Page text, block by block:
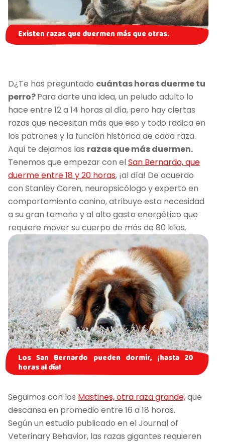
Existen razas que duermen más que otras.
D¿Te has preguntado cuántas horas duerme tu
perro?Para darte una idea, un peludo adulto lo
hace entre 12 a 14 horas al día, pero hay ciertas
razas que necesitan más que eso y todo radica en
los patrones y la función histórica de cada raza.
Aquí te dejamos las razas que más duermen.
Tenemos que empezar con elSan Bernardo, que
duerme entre 18 y 20 horas, ¡al día! De acuerdo
con Stanley Coren, neuropsicólogo y experto en
comportamiento canino, atribuye esta necesidad
a su gran tamaño y al alto gasto energético que
requiere mover su cuerpo de más de 80 kilos.
Los San Bernardo pueden dormir, ¡hasta 20
horas al día!
Seguimos con los Mastines, otra raza grande,que
descansa en promedio entre 16 a 18 horas.
Según un estudio publicado en el Journal of
Veterinary Behavior, las razas gigantes requieren